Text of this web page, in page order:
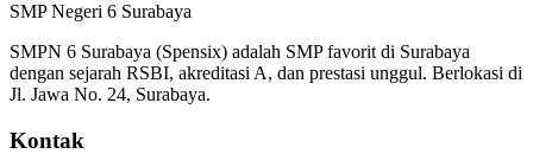
SMP Negeri 6 Surabaya
SMPN 6 Surabaya (Spensix) adalah SMP favorit di Surabaya
dengan sejarah RSBI, akreditasi A, dan prestasi unggul. Berlokasi di
Jl. Jawa No. 24, Surabaya.
Kontak